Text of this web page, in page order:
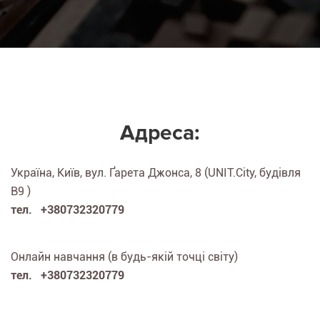
Адреса:
Україна, Київ, вул. Ґарета Джонса, 8 (UNIT.City, будівля
B9 )
тел. +380732320779
Онлайн навчання (в будь-якій точці світу)
тел. +380732320779